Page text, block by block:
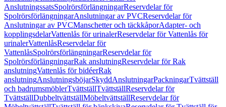
AnslutningssatsSpolrörsförlängningarReservdelar för
SpolrörsförlängningarAnslutningar av PVCReservdelar för
Anslutningar av PVCManschetter och täckkåporAdapter- och
kopplingsdelarVattenlås för urinalerReservdelar för Vattenlås för
urinalerVattenlåsReservdelar för
VattenlåsSpolrörsförlängningarReservdelar för
SpolrörsförlängningarRak anslutningReservdelar för Rak
anslutningVattenlås för bidéerRak
anslutningAnslutningsböjarSkyddAnslutningarPackningarTvättställ
och badrumsmöblerTvättställTvättställReservdelar för
TvättställDubbeltvättställMöbeltvättställReservdelar för